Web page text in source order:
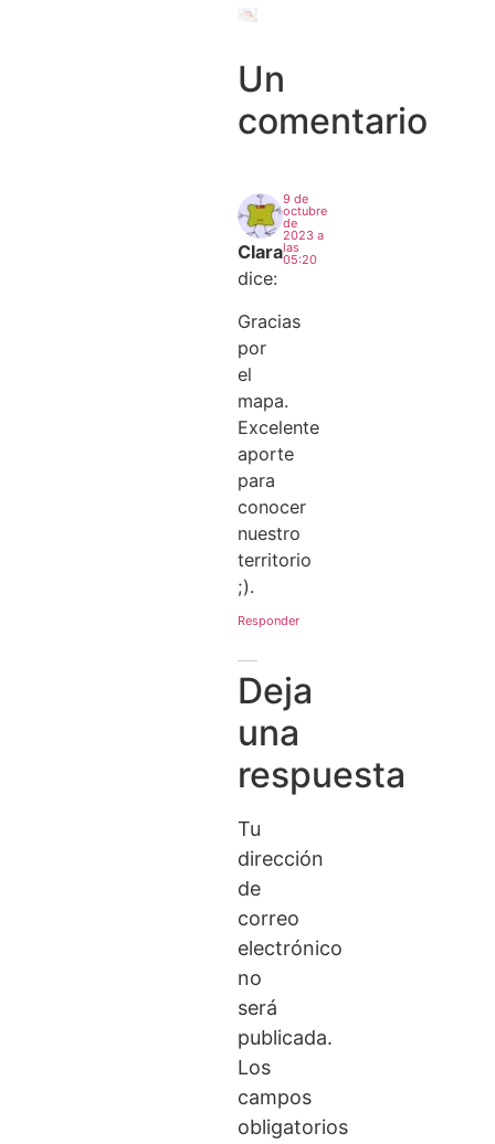
Un
comentario
Clara
dice:
9 de
octubre
de
2023 a
las
05:20
Gracias
por
el
mapa.
Excelente
aporte
para
conocer
nuestro
territorio
;).
Responder
Deja
una
respuesta
Tu
dirección
de
correo
electrónico
no
será
publicada.
Los
campos
obligatorios